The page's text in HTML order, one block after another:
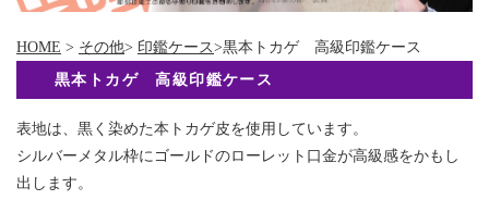
HOME > その他> 印鑑ケース>黒本トカゲ 高級印鑑ケース
黒本トカゲ 高級印鑑ケース
表地は、黒く染めた本トカゲ皮を使用しています。
シルバーメタル枠にゴールドのローレット口金が高級感をかもし
出します。